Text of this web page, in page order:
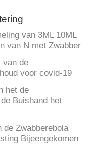
van 3ML 10ML
van N met Zwabber
van de
voor covid-19
het de
Buishand het
de Zwabberebola
Bijeengekomen